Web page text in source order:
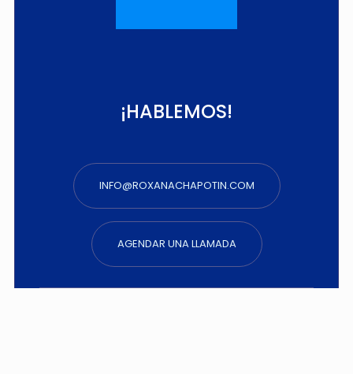
¡HABLEMOS!
INFO@ROXANACHAPOTIN.COM
AGENDAR UNA LLAMADA